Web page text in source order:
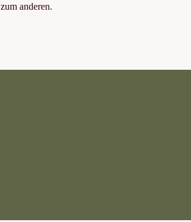
anderen.